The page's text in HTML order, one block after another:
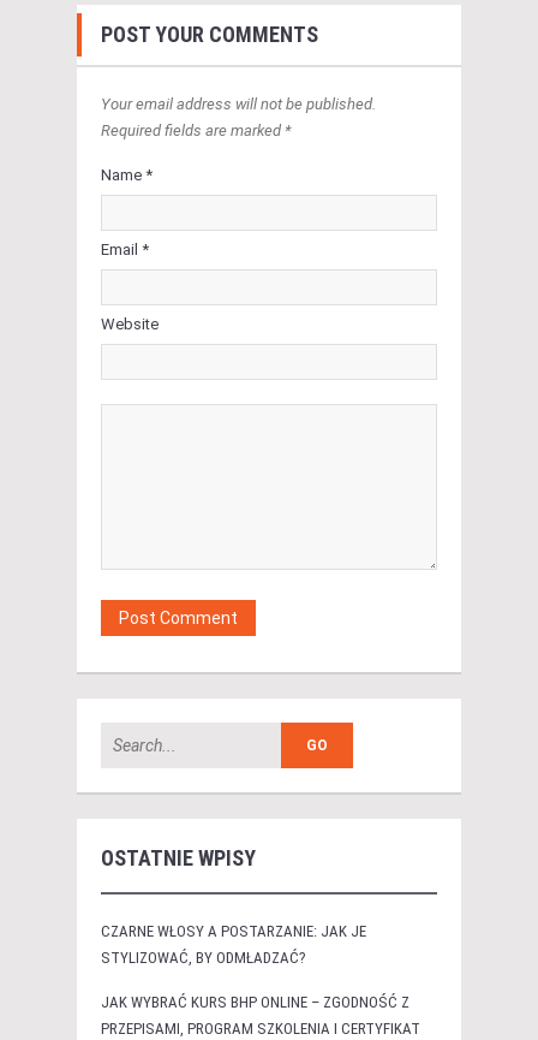
POST YOUR COMMENTS
Your email address will not be published.
Required fields are marked *
Name *
Email *
Website
OSTATNIE WPISY
CZARNE WŁOSY A POSTARZANIE: JAK JE
STYLIZOWAĆ, BY ODMŁADZAĆ?
JAK WYBRAĆ KURS BHP ONLINE – ZGODNOŚĆ Z
PRZEPISAMI, PROGRAM SZKOLENIA I CERTYFIKAT